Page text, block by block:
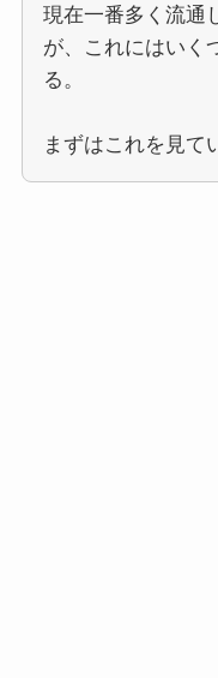
現在一番多く流通
が、これにはいく
る。
まずはこれを見て